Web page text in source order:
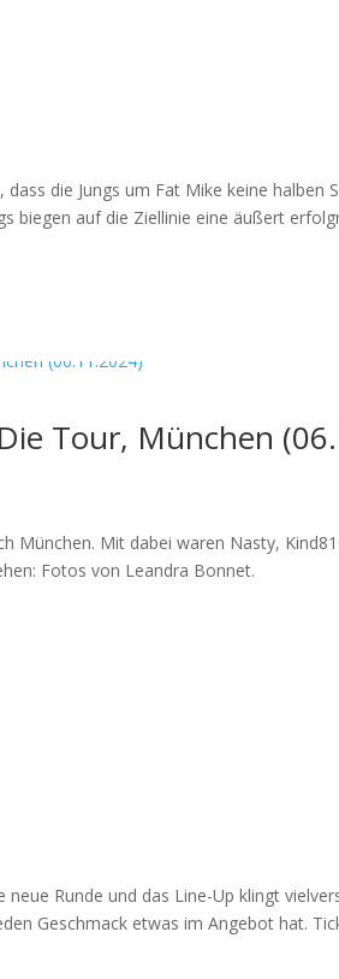
die Jungs um Fat Mike keine
biegen auf die Ziellinie eine äußert
Tour, München
München. Mit dabei waren Nasty,
Fotos von Leandra Bonnet.
Runde und das Line-Up klingt
Geschmack etwas im Angebot hat.